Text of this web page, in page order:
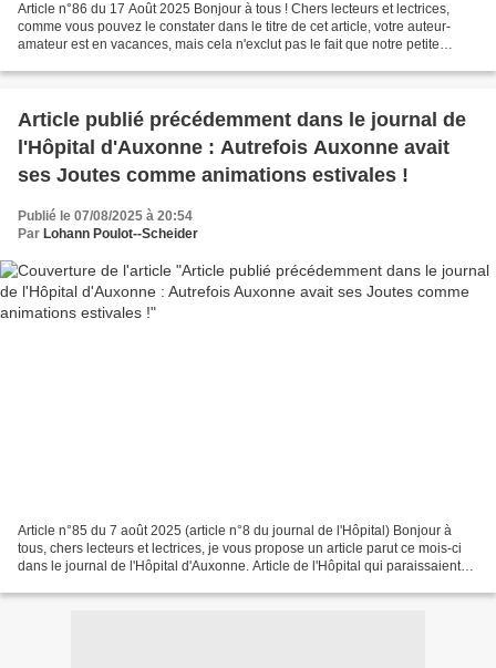
Article n°86 du 17 Août 2025 Bonjour à tous ! Chers lecteurs et lectrices,
comme vous pouvez le constater dans le titre de cet article, votre auteur-
amateur est en vacances, mais cela n'exclut pas le fait que notre petite
Article publié précédemment dans le journal de
l'Hôpital d'Auxonne : Autrefois Auxonne avait
ses Joutes comme animations estivales !
Publié le 07/08/2025 à 20:54
Par Lohann Poulot--Scheider
Article n°85 du 7 août 2025 (article n°8 du journal de l'Hôpital) Bonjour à
tous, chers lecteurs et lectrices, je vous propose un article parut ce mois-ci
dans le journal de l'Hôpital d'Auxonne. Article de l'Hôpital qui paraissaient